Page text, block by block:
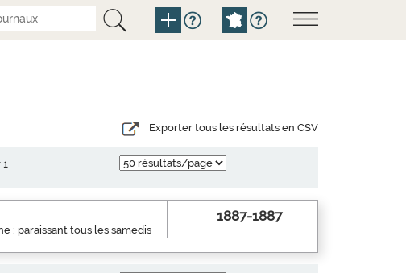
Exporter tous les résultats en CSV
1
: paraissant tous les samedis
1887-1887